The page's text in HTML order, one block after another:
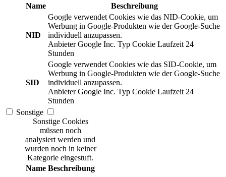
Name
Beschreibung
NID
Google verwendet Cookies wie das NID-Cookie, um
Werbung in Google-Produkten wie der Google-Suche
individuell anzupassen.
Anbieter Google Inc. Typ Cookie Laufzeit 24
Stunden
SID
Google verwendet Cookies wie das SID-Cookie, um
Werbung in Google-Produkten wie der Google-Suche
individuell anzupassen.
Anbieter Google Inc. Typ Cookie Laufzeit 24
Stunden
Sonstige
Sonstige Cookies
müssen noch
analysiert werden und
wurden noch in keiner
Kategorie eingestuft.
Name Beschreibung